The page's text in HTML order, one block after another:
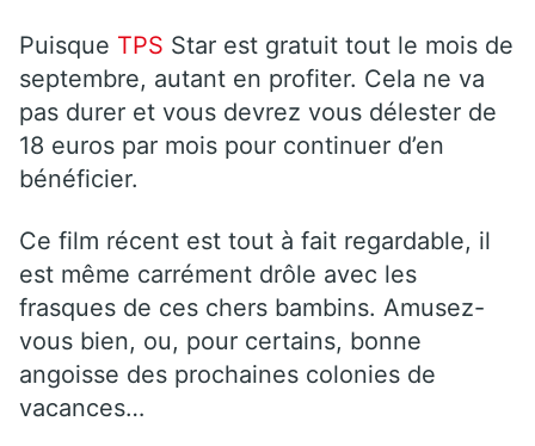
Puisque TPS Star est gratuit tout le mois de
septembre, autant en profiter. Cela ne va
pas durer et vous devrez vous délester de
18 euros par mois pour continuer d’en
bénéficier.
Ce film récent est tout à fait regardable, il
est même carrément drôle avec les
frasques de ces chers bambins. Amusez-
vous bien, ou, pour certains, bonne
angoisse des prochaines colonies de
vacances…